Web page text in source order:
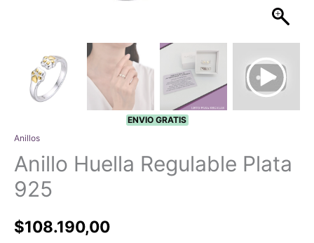
ENVIO GRATIS
Anillos
Anillo Huella Regulable Plata
925
$108.190,00